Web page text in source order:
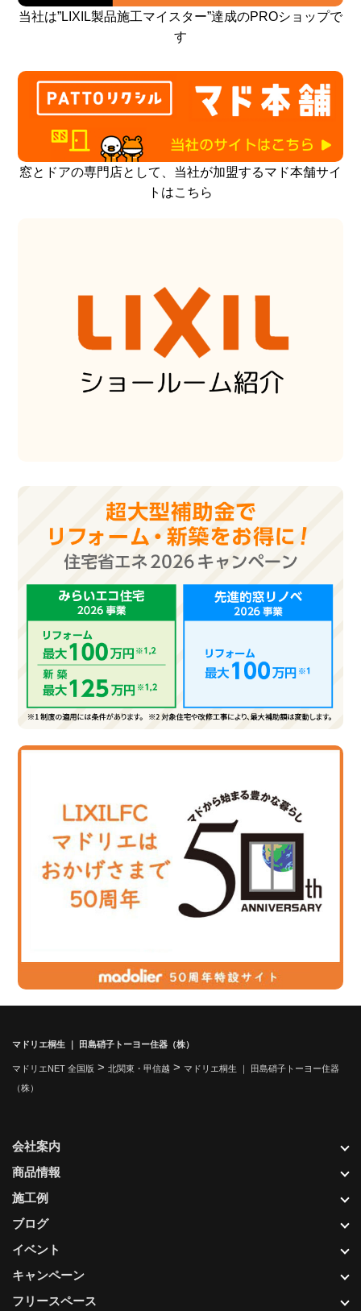
当社は”LIXIL製品施工マイスター”達成のPROショップで
す
窓とドアの専門店として、当社が加盟するマド本舗サイ
トはこちら
マドリエ桐生 ｜ 田島硝子トーヨー住器（株）
マドリエNET 全国版 > 北関東・甲信越 > マドリエ桐生 ｜ 田島硝子トーヨー住器
（株）
会社案内
商品情報
施工例
ブログ
イベント
キャンペーン
フリースペース